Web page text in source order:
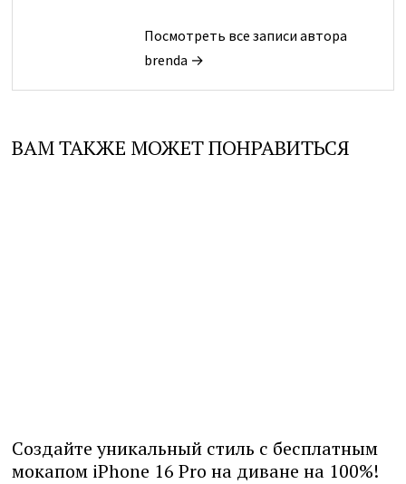
Посмотреть все записи автора
brenda →
ВАМ ТАКЖЕ МОЖЕТ ПОНРАВИТЬСЯ
Создайте уникальный стиль с бесплатным
мокапом iPhone 16 Pro на диване на 100%!